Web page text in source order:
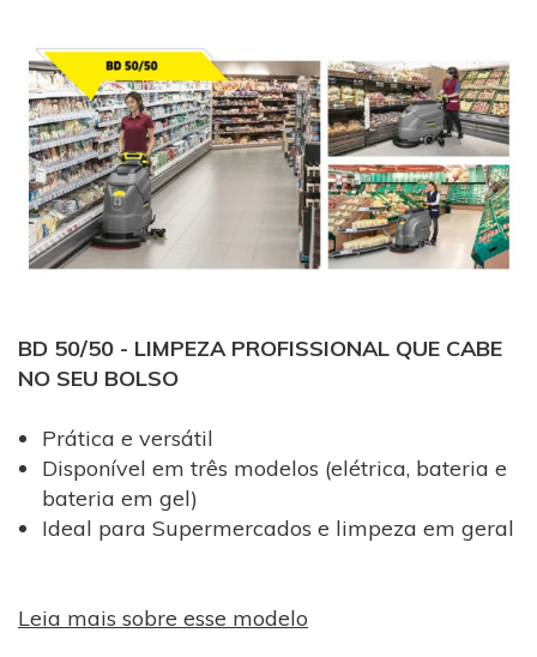
BD 50/50 - LIMPEZA PROFISSIONAL QUE CABE
NO SEU BOLSO
Prática e versátil
Disponível em três modelos (elétrica, bateria e
bateria em gel)
Ideal para Supermercados e limpeza em geral
Leia mais sobre esse modelo